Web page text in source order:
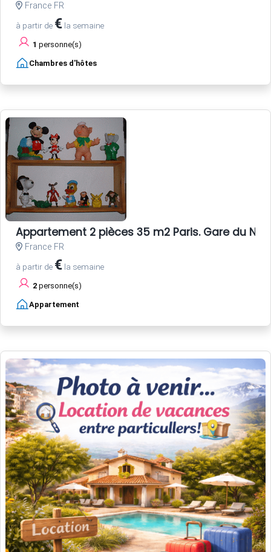
France FR
à partir de € la semaine
1 personne(s)
Chambres d'hôtes
Appartement 2 pièces 35 m2 Paris. Gare du
France FR
à partir de € la semaine
2 personne(s)
Appartement